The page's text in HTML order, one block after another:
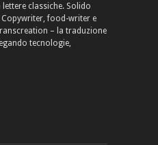
classiche. Solido
food-writer e
– la traduzione
tecnologie,